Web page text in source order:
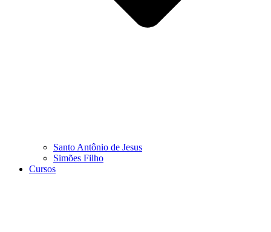
Santo Antônio de Jesus
Simões Filho
Cursos